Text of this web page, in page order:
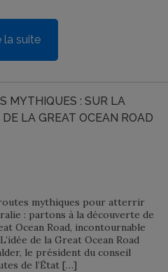
la suite
MYTHIQUES : SUR LA
DE LA GREAT OCEAN ROAD
mythiques pour atterrir
: partons à la découverte de
Ocean Road, incontournable
de la Great Ocean Road
le président du conseil
de l’État […]